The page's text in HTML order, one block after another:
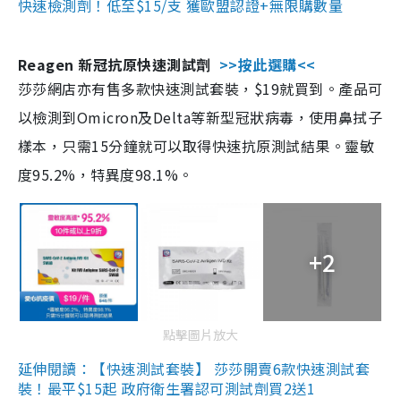
快速檢測劑！低至$15/支 獲歐盟認證+無限購數量
Reagen 新冠抗原快速測試劑 >>按此選購<<
莎莎網店亦有售多款快速測試套裝，$19就買到。產品可
以檢測到Omicron及Delta等新型冠狀病毒，使用鼻拭子
樣本，只需15分鐘就可以取得快速抗原測試結果。靈敏
度95.2%，特異度98.1%。
+2
點擊圖片放大
延伸閱讀：【快速測試套裝】 莎莎開賣6款快速測試套
裝！最平$15起 政府衛生署認可測試劑買2送1